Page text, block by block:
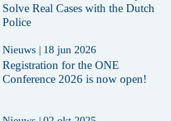
Solve Real Cases with the Dutch
Police
Nieuws | 18 jun 2026
Registration for the ONE
Conference 2026 is now open!